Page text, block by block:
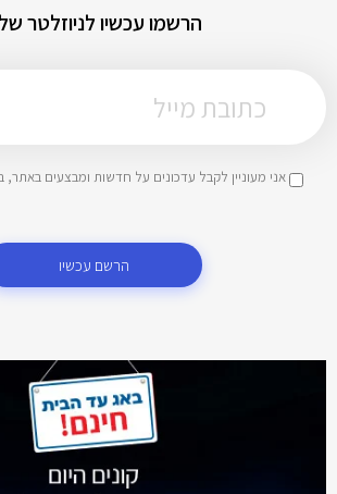
הרשמו עכשיו לניוזלטר
אני מעוניין לקבל עדכונים על חדשות ומבצעים
הרשם עכשיו